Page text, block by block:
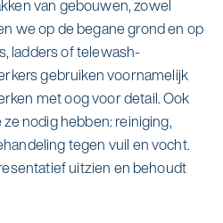
van gebouwen, zowel
we op de begane grond en op
ladders of telewash-
gebruiken voornamelijk
met oog voor detail. Ook
nodig hebben: reiniging,
tegen vuil en vocht.
uitzien en behoudt